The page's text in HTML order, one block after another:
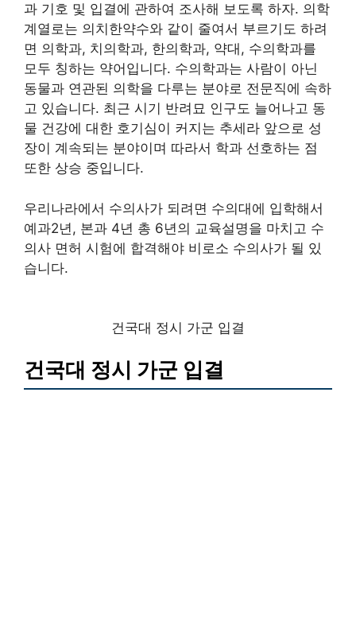
과 기호 및 입결에 관하여 조사해 보도록 하자. 의학
계열로는 의치한약수와 같이 줄여서 부르기도 하려
면 의학과, 치의학과, 한의학과, 약대, 수의학과를
모두 칭하는 약어입니다. 수의학과는 사람이 아닌
동물과 연관된 의학을 다루는 분야로 전문직에 속하
고 있습니다. 최근 시기 반려묘 인구도 늘어나고 동
물 건강에 대한 호기심이 커지는 추세라 앞으로 성
장이 계속되는 분야이며 따라서 학과 선호하는 점
또한 상승 중입니다.
우리나라에서 수의사가 되려면 수의대에 입학해서
예과2년, 본과 4년 총 6년의 교육설명을 마치고 수
의사 면허 시험에 합격해야 비로소 수의사가 될 있
습니다.
건국대 정시 가군 입결
건국대 정시 가군 입결